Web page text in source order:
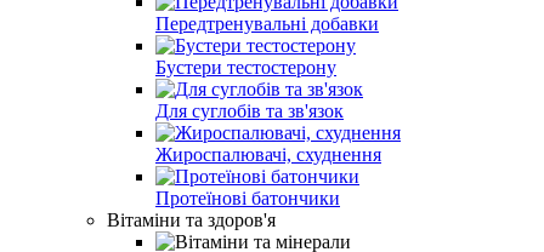
Передтренувальні добавки
Бустери тестостерону
Для суглобів та зв'язок
Жироспалювачі, схуднення
Протеїнові батончики
Вітаміни та здоров'я